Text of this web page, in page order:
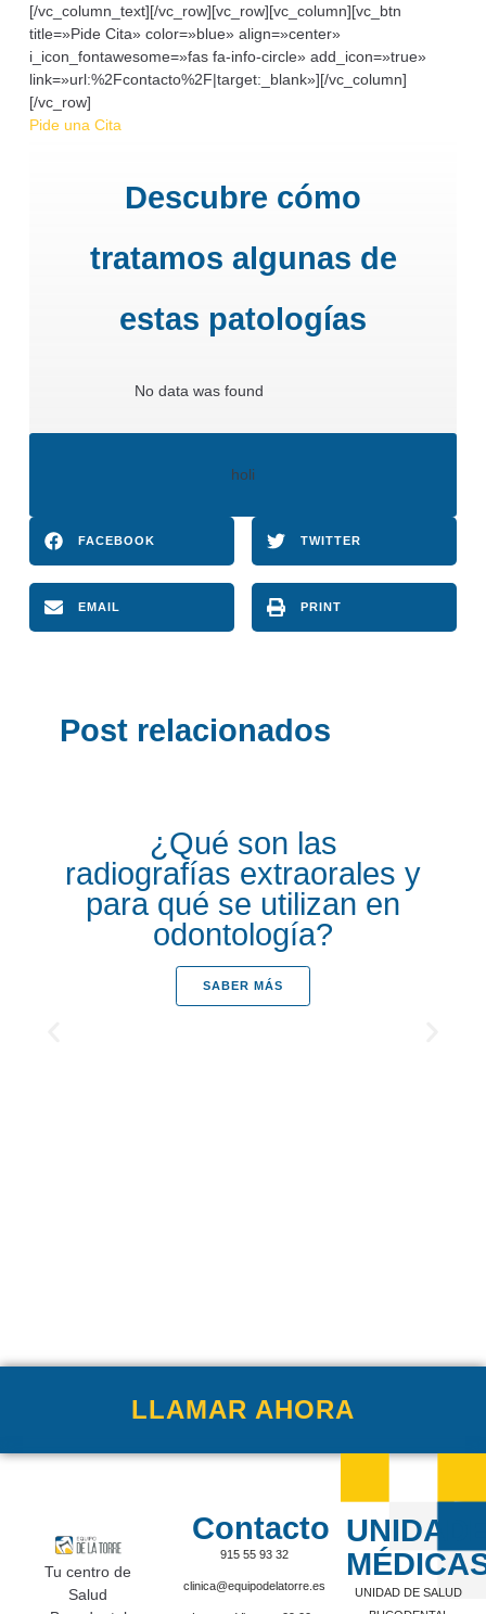
[/vc_column_text][/vc_row][vc_row][vc_column][vc_btn
title=»Pide Cita» color=»blue» align=»center»
i_icon_fontawesome=»fas fa-info-circle» add_icon=»true»
link=»url:%2Fcontacto%2F|target:_blank»][/vc_column]
[/vc_row]
Pide una Cita
Descubre cómo
tratamos algunas de
estas patologías
No data was found
holi
FACEBOOK TWITTER
EMAIL PRINT
Post relacionados
¿Qué son las
radiografías extraorales y
para qué se utilizan en
odontología?
SABER MÁS
LLAMAR AHORA
Tu centro de
Salud
Contacto
915 55 93 32
clinica@equipodelatorre.es
UNIDAD DE SALUD